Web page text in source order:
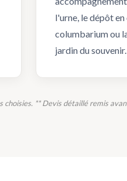
l'urne, le dépôt en
columbarium ou
jardin du souvenir.
choisies. ** Devis détaillé remis